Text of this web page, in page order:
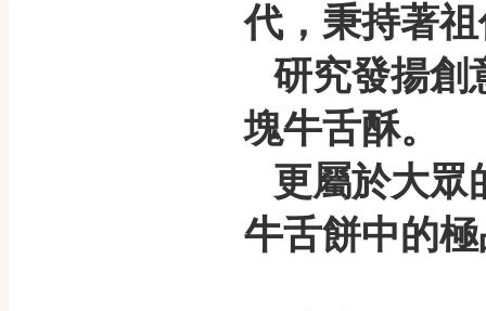
代，秉持著
研究發揚創
塊牛舌酥。
更屬於大眾
牛舌餅中的